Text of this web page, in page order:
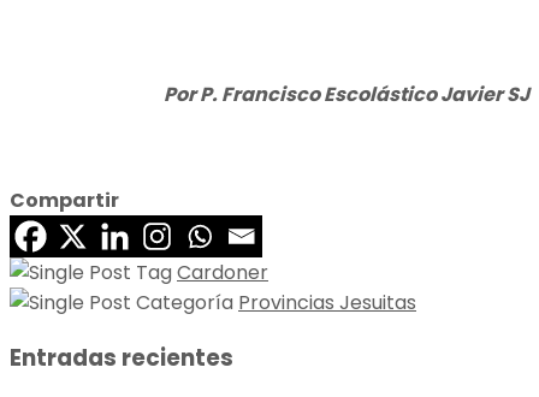
Por P. Francisco Escolástico Javier SJ
Compartir
Cardoner
Provincias Jesuitas
Entradas recientes